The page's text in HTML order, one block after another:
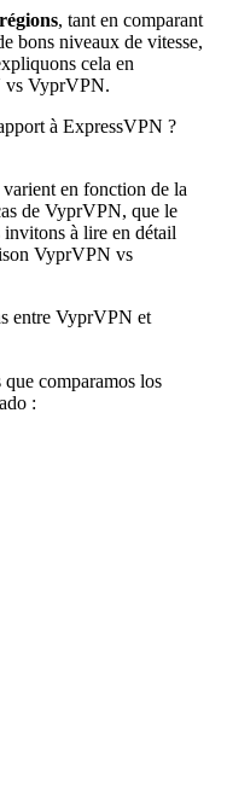
régions, tant en comparant
bons niveaux de vitesse,
cela en
vs VyprVPN.
à ExpressVPN ?
en fonction de la
de VyprVPN, que le
à lire en détail
VyprVPN vs
entre VyprVPN et
comparamos los
: